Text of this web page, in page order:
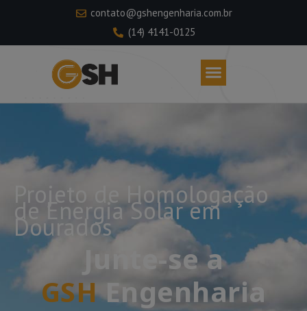
contato@gshengenharia.com.br
(14) 4141-0125
Projeto de Homologação
de Energia Solar em
Dourados
Junte-se a
GSHEngenharia